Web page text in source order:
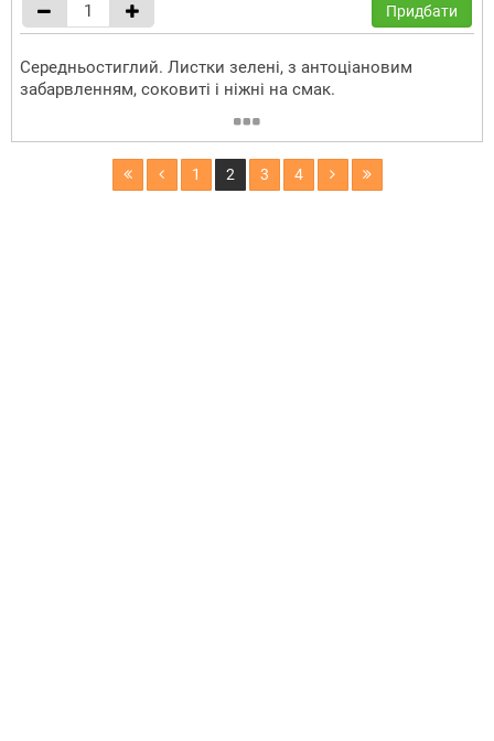
Придбати
Середньостиглий. Листки зелені, з антоціановим
забарвленням, соковиті і ніжні на смак.
1 2 3 4